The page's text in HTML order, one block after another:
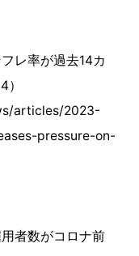
レ率が過去14カ
articles/2023-
pressure-on-
者数がコロナ前